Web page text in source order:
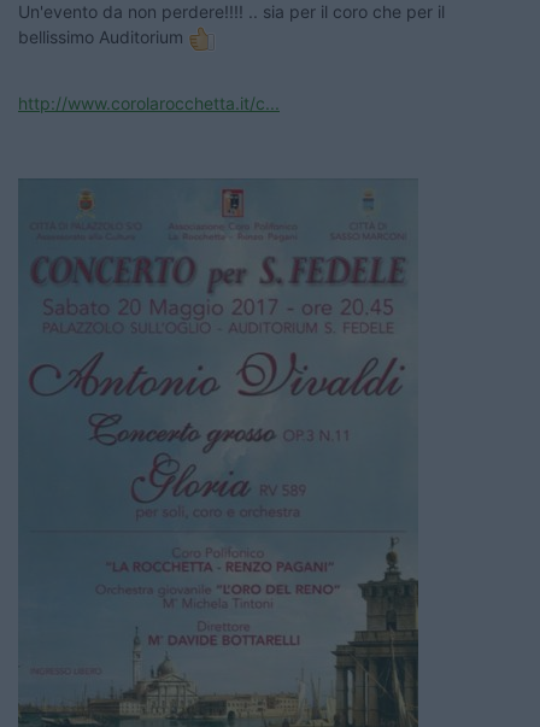
Un'evento da non perdere!!!! .. sia per il coro che per il
bellissimo Auditorium
http://www.corolarocchetta.it/c...